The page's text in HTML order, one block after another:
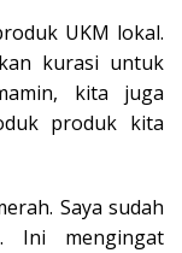
UKM lokal.
kurasi untuk
kita juga
produk kita
Saya sudah
Ini mengingat